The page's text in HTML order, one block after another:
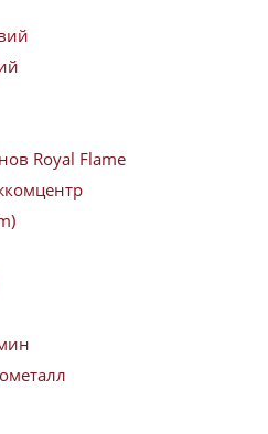
Royal Flame